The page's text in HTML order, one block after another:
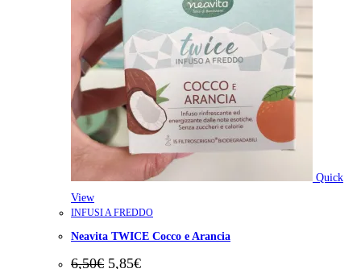
Quick
View
INFUSI A FREDDO
Neavita TWICE Cocco e Arancia
6,50€ Il
5,85€Il